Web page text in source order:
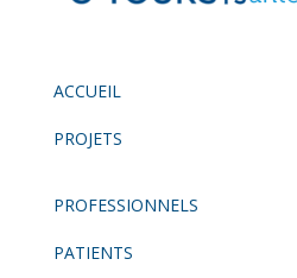
ACCUEIL
PROJETS
PROFESSIONNELS
PATIENTS